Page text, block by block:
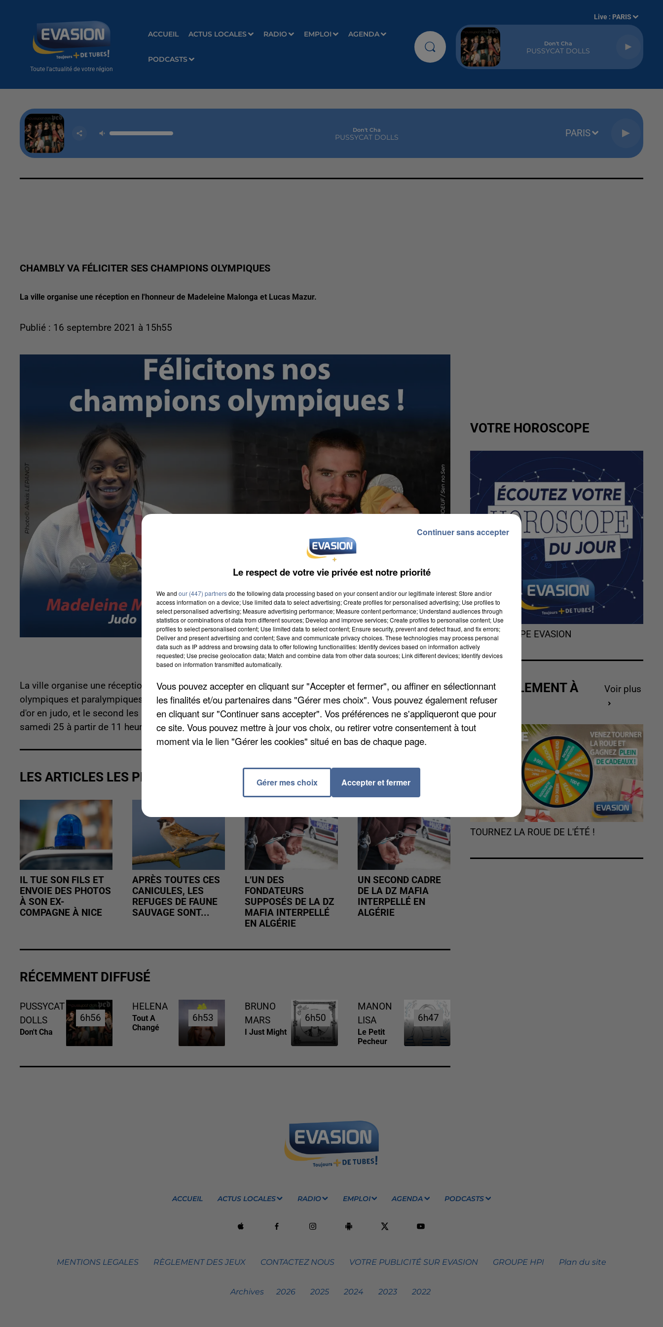
Toute l'actualité de votre région
ACCUEIL ACTUS LOCALES RADIO EMPLOI AGENDA
PODCASTS
Live : PARIS
Don't Cha
PUSSYCAT DOLLS
Don't Cha
PUSSYCAT DOLLS PARIS
CHAMBLY VA FÉLICITER SES CHAMPIONS OLYMPIQUES
La ville organise une réception en l'honneur de Madeleine Malonga et Lucas Mazur.
Publié : 16 septembre 2021 à 15h55
La ville organise une réception en l'honneur de Madeleine Malonga et Lucas Mazur, médaillés aux jeux
olympiques et paralympiques de Tokyo. La première a décroché une médaille d'argent et une médaille
d'or en judo, et le second les mêmes médailles mais en para-badminton. La cérémonie se déroulera le
samedi 25 à partir de 11 heures, sur le parvis de l'Hôtel de Ville.
LES ARTICLES LES PLUS VUS
IL TUE SON FILS ET
ENVOIE DES PHOTOS
À SON EX-
COMPAGNE À NICE
APRÈS TOUTES CES
CANICULES, LES
REFUGES DE FAUNE
SAUVAGE SONT...
L’UN DES
FONDATEURS
SUPPOSÉS DE LA DZ
MAFIA INTERPELLÉ
EN ALGÉRIE
UN SECOND CADRE
DE LA DZ MAFIA
INTERPELLÉ EN
ALGÉRIE
RÉCEMMENT DIFFUSÉ
PUSSYCAT
DOLLS
Don't Cha
6h56
6h56
HELENA
Tout A
Changé
6h53
6h53
BRUNO
MARS
I Just Might
6h50
6h50
MANON
LISA
Le Petit
Pecheur
6h47
6h47
VOTRE HOROSCOPE
L'HOROSCOPE EVASION
ACTUELLEMENT À
GAGNER
Voir plus
TOURNEZ LA ROUE DE L'ÉTÉ !
ACCUEIL ACTUS LOCALES RADIO EMPLOI AGENDA PODCASTS
MENTIONS LEGALES RÈGLEMENT DES JEUX CONTACTEZ NOUS VOTRE PUBLICITÉ SUR EVASION GROUPE HPI Plan du site
Archives 2026 2025 2024 2023 2022
Le respect de votre vie privée est notre priorité
We and our (447) partnersdo the following data processing based on your consent and/or our legitimate interest: Store and/or
access information on a device; Use limited data to select advertising; Create profiles for personalised advertising; Use profiles to
select personalised advertising; Measure advertising performance; Measure content performance; Understand audiences through
statistics or combinations of data from different sources; Develop and improve services; Create profiles to personalise content; Use
profiles to select personalised content; Use limited data to select content; Ensure security, prevent and detect fraud, and fix errors;
Deliver and present advertising and content; Save and communicate privacy choices. These technologies may process personal
data such as IP address and browsing data to offer following functionalities: Identify devices based on information actively
requested; Use precise geolocation data; Match and combine data from other data sources; Link different devices; Identify devices
based on information transmitted automatically.
Vous pouvez accepter en cliquant sur "Accepter et fermer", ou affiner en sélectionnant
les finalités et/ou partenaires dans "Gérer mes choix". Vous pouvez également refuser
en cliquant sur "Continuer sans accepter". Vos préférences ne s'appliqueront que pour
ce site. Vous pouvez mettre à jour vos choix, ou retirer votre consentement à tout
moment via le lien "Gérer les cookies" situé en bas de chaque page.
Gérer mes choix Accepter et fermer
Continuer sans accepter